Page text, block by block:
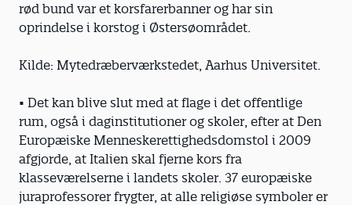
rød bund var et korsfarerbanner og har sin
oprindelse i korstog i Østersøområdet.
Kilde: Mytedræberværkstedet, Aarhus Universitet.
• Det kan blive slut med at flage i det offentlige
rum, også i daginstitutioner og skoler, efter at Den
Europæiske Menneskerettighedsdomstol i 2009
afgjorde, at Italien skal fjerne kors fra
klasseværelserne i landets skoler. 37 europæiske
juraprofessorer frygter, at alle religiøse symboler er